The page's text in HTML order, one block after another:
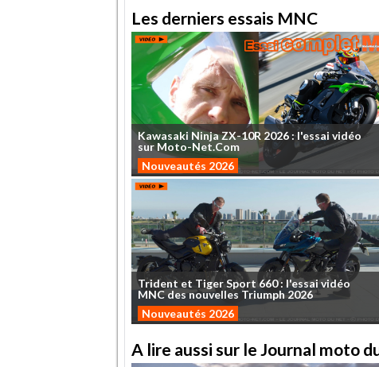
Les derniers essais MNC
Kawasaki NinjaZX-10R 2026 : l'essai vidéo
sur Moto-Net.Com
Nouveautés 2026
Trident et TigerSport 660: l'essaividéo
MNCdesnouvelles Triumph2026
Nouveautés 2026
A lire aussi sur le Journal moto